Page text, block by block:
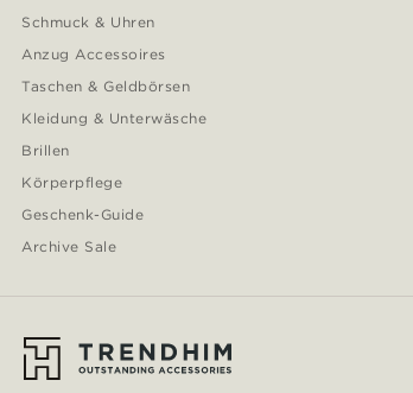
Schmuck & Uhren
Anzug Accessoires
Taschen & Geldbörsen
Kleidung & Unterwäsche
Brillen
Körperpflege
Geschenk-Guide
Archive Sale